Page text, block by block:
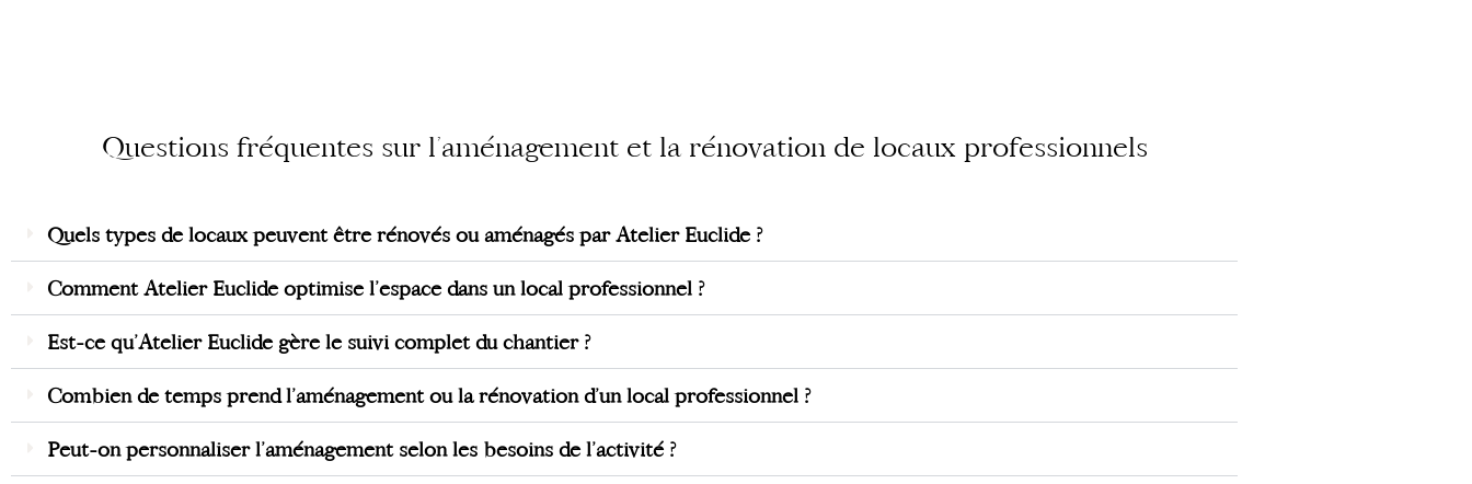
Questions fréquentes sur l’aménagement et la rénovation de locaux professionnels
Quels types de locaux peuvent être rénovés ou aménagés par Atelier Euclide ?
Comment Atelier Euclide optimise l’espace dans un local professionnel ?
Est-ce qu’Atelier Euclide gère le suivi complet du chantier ?
Combien de temps prend l’aménagement ou la rénovation d’un local professionnel ?
Peut-on personnaliser l’aménagement selon les besoins de l’activité ?